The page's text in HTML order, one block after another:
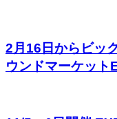
2月16日からビッ
ウンドマーケッ